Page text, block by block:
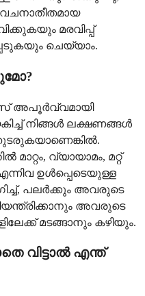
മരവിപ്പ്
ചെയ്യാം.
അപൂർവ്വമായി
നിങ്ങൾ ലക്ഷണങ്ങൾ
വ്യായാമം, മറ്റ്
ഉൾപ്പെടെയുള്ള
പലർക്കും അവരുടെ
അവരുടെ
മടങ്ങാനും കഴിയും.
വിട്ടാൽ എന്ത്